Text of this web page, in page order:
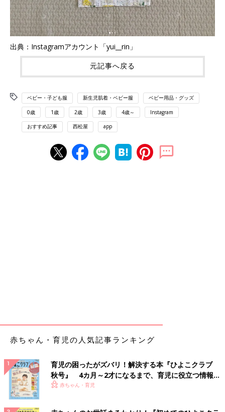
出典：Instagramアカウント「yui__rin」
元記事へ戻る
ベビー・子ども服 新生児肌着・ベビー服 ベビー用品・グッズ
0歳 1歳 2歳 3歳 4歳～ Instagram
おすすめ記事 西松屋 app
赤ちゃん・育児の人気記事ランキング
育児の困ったがズバリ！解決する本『ひよこクラブ
秋号』 4カ月～2才になるまで、育児に役立つ情報が
いっぱい！
赤ちゃん・育児